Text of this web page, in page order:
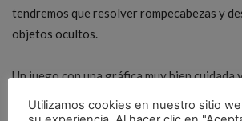
tendremos que resolver rompecabezas y
objetos ocultos.
Un juego con una gráfica muy bien cuidada
aventuras. Sin duda una gran secuela del
Utilizamos cookies en nuestro sitio